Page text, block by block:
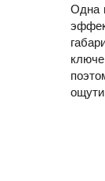
Одна